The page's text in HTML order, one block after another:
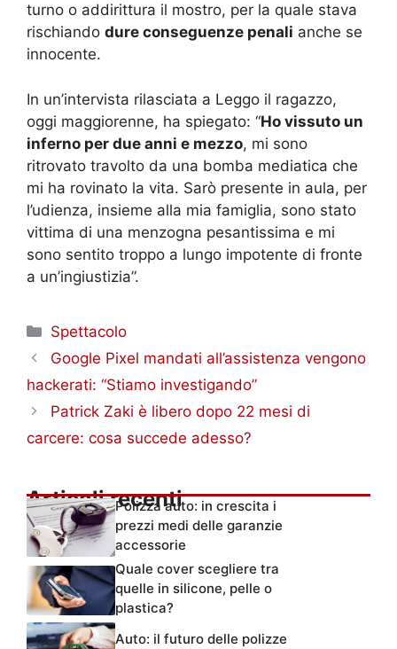
turno o addirittura il mostro, per la quale stava
rischiando dure conseguenze penali anche se
innocente.
In un’intervista rilasciata a Leggo il ragazzo,
oggi maggiorenne, ha spiegato: “Ho vissuto un
inferno per due anni e mezzo, mi sono
ritrovato travolto da una bomba mediatica che
mi ha rovinato la vita. Sarò presente in aula, per
l’udienza, insieme alla mia famiglia, sono stato
vittima di una menzogna pesantissima e mi
sono sentito troppo a lungo impotente di fronte
a un’ingiustizia”.
Categorie
Spettacolo
Google Pixel mandati all’assistenza vengono
hackerati: “Stiamo investigando”
Patrick Zaki è libero dopo 22 mesi di
carcere: cosa succede adesso?
Articoli recentiPolizza auto: in crescita i
prezzi medi delle garanzie
accessorie
Quale cover scegliere tra
quelle in silicone, pelle o
plastica?
Auto: il futuro delle polizze